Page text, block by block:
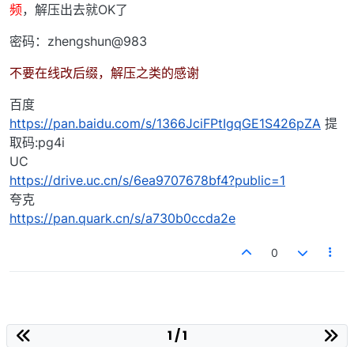
频，解压出去就OK了
密码：zhengshun@983
不要在线改后缀，解压之类的感谢
百度
https://pan.baidu.com/s/1366JciFPtIgqGE1S426pZA 提
取码:pg4i
UC
https://drive.uc.cn/s/6ea9707678bf4?public=1
夸克
https://pan.quark.cn/s/a730b0ccda2e
0
1 / 1